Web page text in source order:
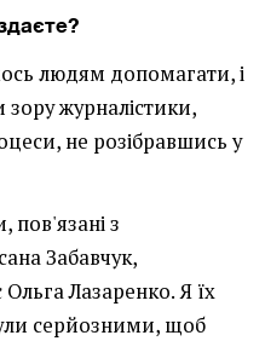
єте?
людям допомагати, і
журналістики,
не розібравшись у
пов'язані з
Забавчук,
Ольга Лазаренко. Я їх
серйозними, щоб